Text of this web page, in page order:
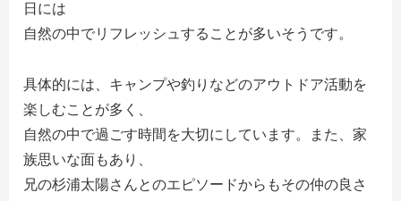
日には
自然の中でリフレッシュすることが多いそうです。
具体的には、キャンプや釣りなどのアウトドア活動を
楽しむことが多く、
自然の中で過ごす時間を大切にしています。また、家
族思いな面もあり、
兄の杉浦太陽さんとのエピソードからもその仲の良さ